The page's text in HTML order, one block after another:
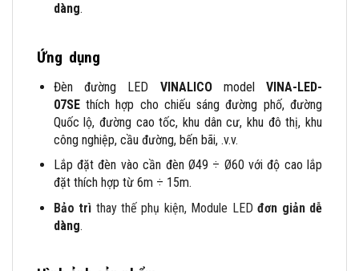
dàng.
Ứng dụng
Đèn đường LED VINALICO modelVINA-LED-
07SEthích hợp cho chiếu sáng đường phố, đường
Quốc lộ, đường cao tốc, khu dân cư, khu đô thị, khu
công nghiệp, cầu đường, bến bãi, .v.v.
Lắp đặt đèn vào cần đèn Ø49 ÷ Ø60 với độ cao lắp
đặt thích hợp từ 6m ÷ 15m.
Bảo trì thay thế phụ kiện, Module LEDđơn giản dễ
dàng.